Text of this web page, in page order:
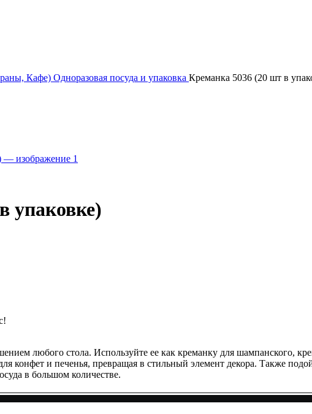
Кафе) Одноразовая посуда и упаковка Креманка 5036 (20 шт в
упаковке)
любого стола. Используйте ее как креманку для шампанского,
конфет и печенья, превращая в стильный элемент декора. Также
в большом количестве.